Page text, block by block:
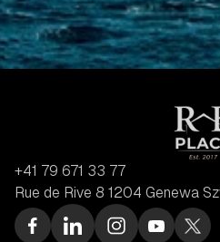
+41 79 671 33 77
Rue de Rive 8 1204 Genewa